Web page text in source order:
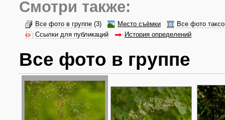
Смотри также:
Все фото в группе (3) Место съёмки
Все фото
Ссылки для публикаций
История определений
Все фото в группе